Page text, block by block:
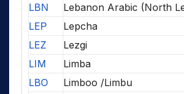
LBN
Lebanon Arabic (North
LEP
Lepcha
LEZ
Lezgi
LIM
Limba
LBO
Limboo /Limbu